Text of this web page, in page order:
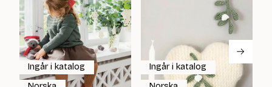
Ingår i katalog
Ingår i katalog